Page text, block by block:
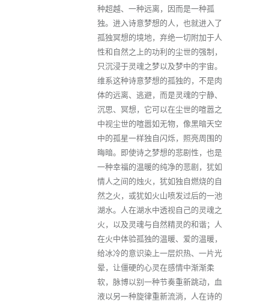
种超越、一种远离，因而是一种孤
独。进入诗意梦想的人，也就进入了
孤独冥想的境地，弃绝一切附加于人
性和自然之上的功利的尘世的强制，
只沉浸于灵魂之梦以及梦中的宇宙。
维系这种诗意梦想的孤独的，不是肉
体的远离、逃避，而是灵魂的宁静、
沉思、冥想，它可以在尘世的喧嚣之
中视尘世的喧嚣如无物，像黑暗天空
中的孤星一样独自闪烁，照亮周围的
晦暗。即使诗之梦想的悲剧性，也是
一种幸福的温暖的纯净的悲剧，犹如
情人之间的烛火，犹如独自燃烧的自
然之火，或犹如火山喷发过后的一池
湖水。人在湖水中透视自己的灵魂之
火，以及灵魂与自然精灵的和谐；人
在火中体验孤独的温暖、爱的温暖，
给冰冷的意识染上一层炽热、一片光
晕，让僵硬的心灵在感情中渐渐柔
软，脉博以别一种节奏重新跳动，血
液以另一种旋律重新流淌，人在诗的